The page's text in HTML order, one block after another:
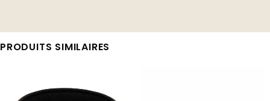
PRODUITS SIMILAIRES